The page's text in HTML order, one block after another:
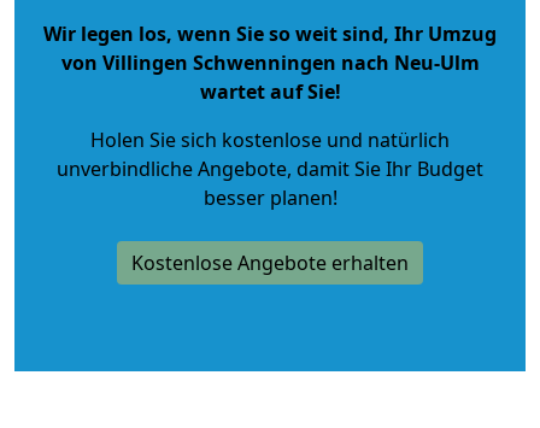
Wir legen los, wenn Sie so weit sind, Ihr Umzug
von Villingen Schwenningen nach Neu-Ulm
wartet auf Sie!
Holen Sie sich kostenlose und natürlich
unverbindliche Angebote, damit Sie Ihr Budget
besser planen!
Kostenlose Angebote erhalten